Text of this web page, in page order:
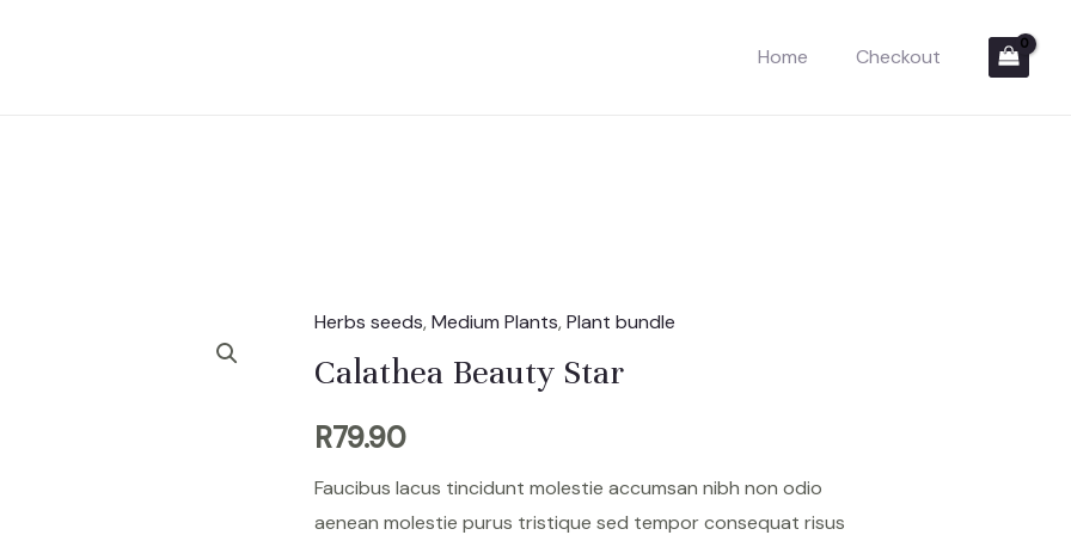
Home Checkout
Herbs seeds,Medium Plants,Plant bundle
Calathea Beauty Star
R79.90
Faucibus lacus tincidunt molestie accumsan nibh non odio
aenean molestie purus tristique sed tempor consequat risus
Calathea
Beauty
quantity